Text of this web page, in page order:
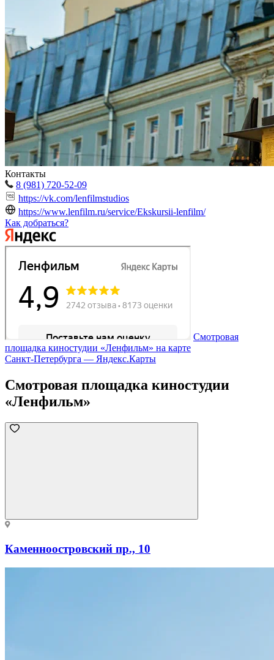
Контакты
8 (981) 720-52-09
https://vk.com/lenfilmstudios
https://www.lenfilm.ru/service/Ekskursii-lenfilm/
Как добраться?
Смотровая
площадка киностудии «Ленфильм» на карте
Санкт‑Петербурга — Яндекс.Карты
Смотровая площадка киностудии
«Ленфильм»
Каменноостровский пр., 10